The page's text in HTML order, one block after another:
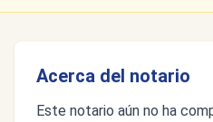
Acerca del notario
Este notario aún no ha